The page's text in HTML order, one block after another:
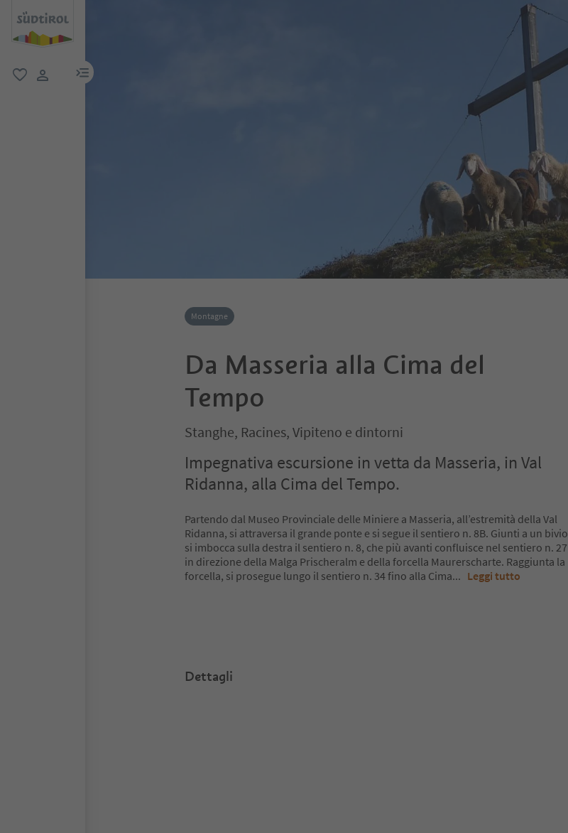
menu link
Montagne
Da Masseria alla Cima del
Tempo
Stanghe, Racines, Vipiteno e dintorni
Impegnativa escursione in vetta da Masseria, in Val
Ridanna, alla Cima del Tempo.
Partendo dal Museo Provinciale delle Miniere a Masseria, all’estremità della Val
Ridanna, si attraversa il grande ponte e si segue il sentiero n. 8B. Giunti a un bivio
si imbocca sulla destra il sentiero n. 8, che più avanti confluisce nel sentiero n. 27
in direzione della Malga Prischeralm e della forcella Maurerscharte. Raggiunta la
forcella, si prosegue lungo il sentiero n. 34 fino alla Cima... Leggi tutto
Dettagli